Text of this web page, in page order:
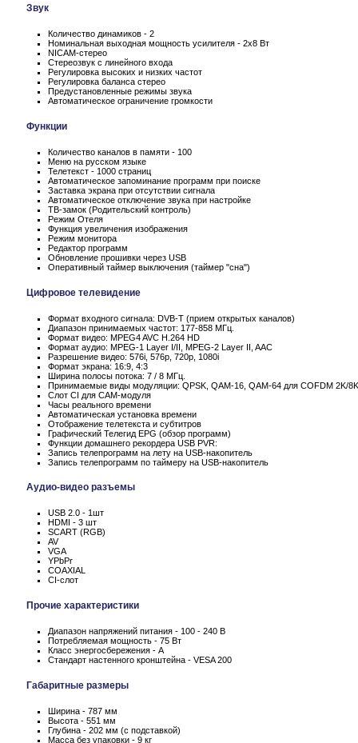
Звук
Количество динамиков - 2
Номинальная выходная мощность усилителя - 2x8 Вт
NICAM-стерео
Стереозвук с линейного входа
Регулировка высоких и низких частот
Регулировка баланса стерео
Предустановленные режимы звука
Автоматическое ограничение громкости
Функции
Количество каналов в памяти - 100
Меню на русском языке
Телетекст - 1000 страниц
Автоматическое запоминание программ при поиске
Заставка экрана при отсутствии сигнала
Автоматическое отключение звука при настройке
ТВ-замок (Родительский контроль)
Режим Отеля
Функция увеличения изображения
Режим монитора
Редактор программ
Обновление прошивки через USB
Оперативный таймер выключения (таймер "сна")
Цифровое телевидение
Формат входного сигнала: DVB-T (прием открытых каналов)
Диапазон принимаемых частот: 177-858 МГц.
Формат видео: MPEG4 AVC H.264 HD
Формат аудио: MPEG-1 Layer I/II, MPEG-2 Layer II, AAC
Разрешение видео: 576i, 576p, 720p, 1080i
Формат экрана: 16:9, 4:3
Ширина полосы потока: 7 / 8 МГц.
Принимаемые виды модуляции: QPSK, QAM-16, QAM-64 для COFDM 2K/8K
Слот CI для CAM-модуля
Часы реального времени
Автоматическая установка времени
Отображение телетекста и субтитров
Графический Телегид EPG (обзор программ)
Функции домашнего рекордера USB PVR:
Запись телепрограмм на лету на USB-накопитель
Запись телепрограмм по таймеру на USB-накопитель
Аудио-видео разъемы
USB 2.0 - 1шт
HDMI - 3 шт
SCART (RGB)
AV
VGA
YPbPr
COAXIAL
CI-слот
Прочие характеристики
Диапазон напряжений питания - 100 - 240 В
Потребляемая мощность - 75 Вт
Класс энергосбережения - А
Стандарт настенного кронштейна - VESA 200
Габаритные размеры
Ширина - 787 мм
Высота - 551 мм
Глубина - 202 мм (с подставкой)
Масса без упаковки - 9 кг